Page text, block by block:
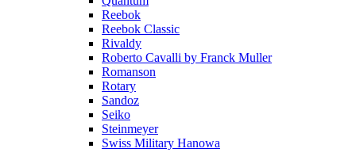
Reebok
Reebok Classic
Rivaldy
Roberto Cavalli by Franck Muller
Romanson
Rotary
Sandoz
Seiko
Steinmeyer
Swiss Military Hanowa